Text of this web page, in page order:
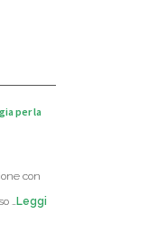
per la
con
…Leggi